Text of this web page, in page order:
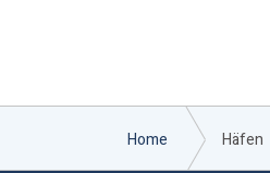
Home Häfen